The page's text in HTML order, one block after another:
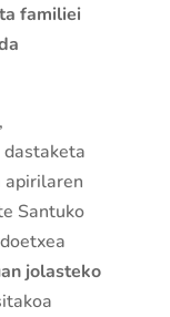
familiei
dastaketa
apirilaren
Santuko
jolasteko